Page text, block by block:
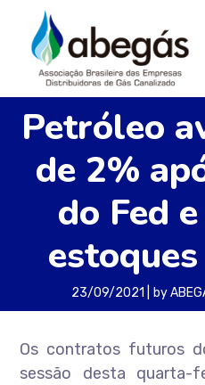
Petróleo
de 2%
do Fed
23/09/2021 by
Os contratos futuros
sessão desta quarta-